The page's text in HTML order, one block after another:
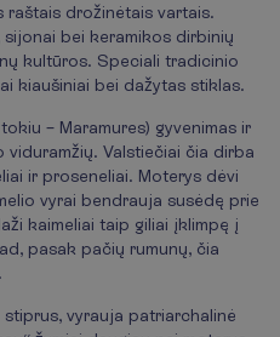
raštais drožinėtais vartais.
bei keramikos dirbinių
kultūros. Speciali tradicinio
kiaušiniai bei dažytas stiklas.
– Maramures) gyvenimas ir
Valstiečiai čia dirba
ir proseneliai. Moterys dėvi
vyrai bendrauja susėdę prie
kaimeliai taip giliai įklimpę į
pasak pačių rumunų, čia
vyrauja patriarchalinė